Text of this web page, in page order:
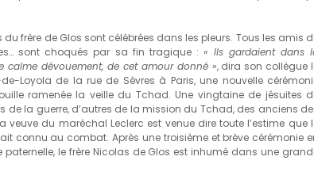
frère de Glos sont célébrées dans les pleurs. Tous les amis
sont choqués par sa fin tragique : « Ils gardaient dans
calme dévouement, de cet amour donné », dira son collègue
Loyola de la rue de Sèvres à Paris, une nouvelle
ramenée la veille du Tchad. Une vingtaine de jésuites
de la guerre, d’autres de la mission du Tchad, des anciens
veuve du maréchal Leclerc est venue dire toute l’estime que
connu au combat. Après une troisième et brève cérémonie
le frère Nicolas de Glos est inhumé dans une